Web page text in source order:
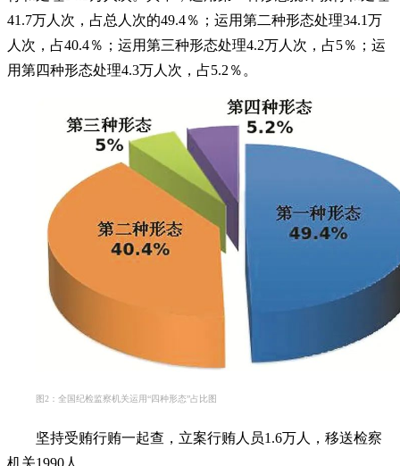
41.7万人次，占总人次的49.4％；运用第二种形态处理34.1万
人次，占40.4％；运用第三种形态处理4.2万人次，占5％；运
用第四种形态处理4.3万人次，占5.2％。
图2：全国纪检监察机关运用“四种形态”占比图
坚持受贿行贿一起查，立案行贿人员1.6万人，移送检察
机关1990人。